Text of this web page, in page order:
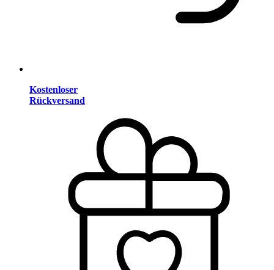
Kostenloser
Rückversand